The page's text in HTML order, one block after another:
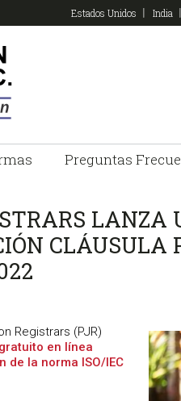
Estados Unidos India
Preguntas
LANZA
CLÁUSULA
Registrars (PJR)
en línea
la norma ISO/IEC